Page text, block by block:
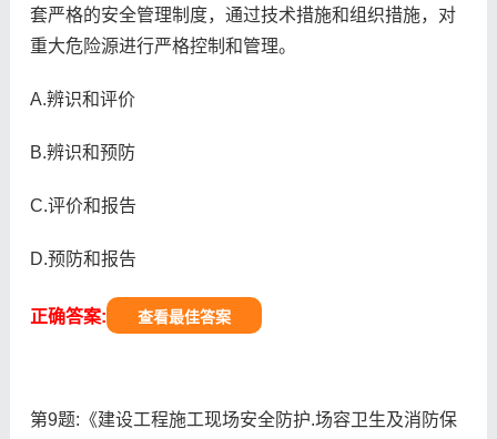
套严格的安全管理制度，通过技术措施和组织措施，对
重大危险源进行严格控制和管理。
A.辨识和评价
B.辨识和预防
C.评价和报告
D.预防和报告
正确答案: 查看最佳答案
第9题:《建设工程施工现场安全防护.场容卫生及消防保